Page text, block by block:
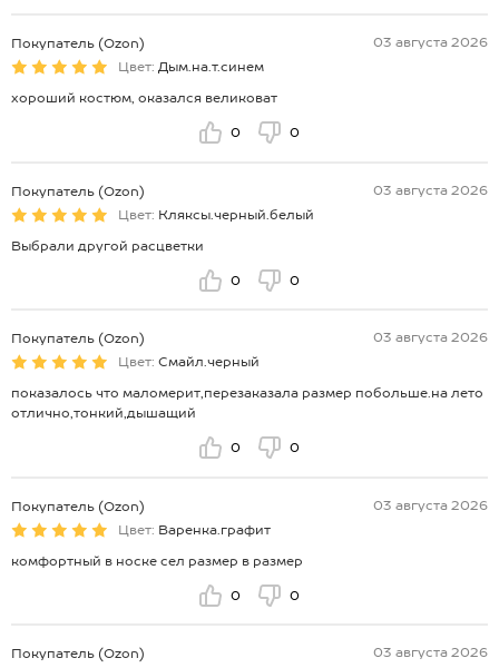
Покупатель (Ozon)
03 августа 2026
Цвет: Дым.на.т.синем
хороший костюм, оказался великоват
0 0
Покупатель (Ozon)
03 августа 2026
Цвет: Кляксы.черный.белый
Выбрали другой расцветки
0 0
Покупатель (Ozon)
03 августа 2026
Цвет: Смайл.черный
показалось что маломерит,перезаказала размер побольше.на лето
отлично,тонкий,дышащий
0 0
Покупатель (Ozon)
03 августа 2026
Цвет: Варенка.графит
комфортный в носке сел размер в размер
0 0
Покупатель (Ozon)
03 августа 2026